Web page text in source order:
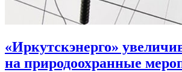
«Иркутскэнерго»
на природоохранные